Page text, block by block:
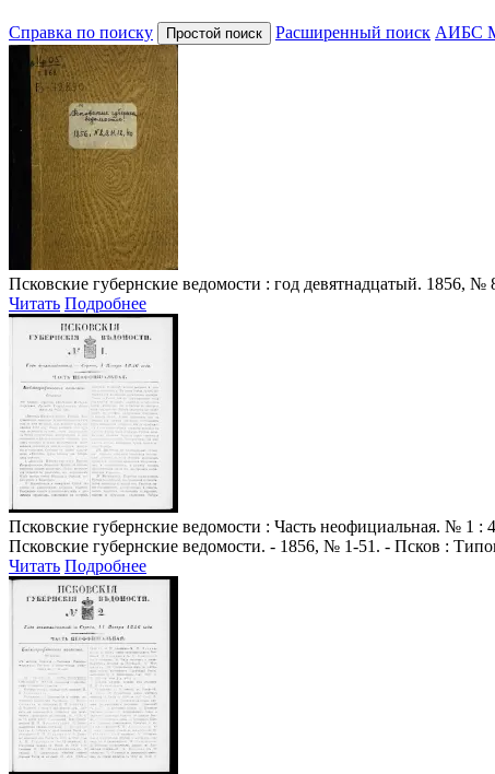
Справка по поиску Расширенный поиск АИБС
Псковские губернские ведомости : год девятнадцатый. 1856, №
Читать Подробнее
Псковские губернские ведомости : Часть неофициальная. № 1 :
Псковские губернские ведомости. - 1856, № 1-51. - Псков :
Читать Подробнее